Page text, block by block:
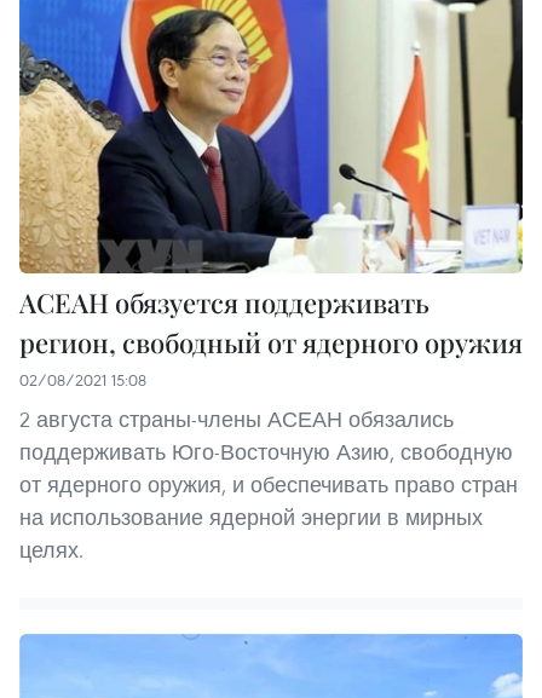
АСЕАН обязуется поддерживать
регион, свободный от ядерного оружия
02/08/2021 15:08
2 августа страны-члены АСЕАН обязались
поддерживать Юго-Восточную Азию, свободную
от ядерного оружия, и обеспечивать право стран
на использование ядерной энергии в мирных
целях.